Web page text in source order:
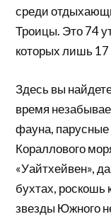
среди
Троицы. Это 74
которых лишь
Здесь вы
время
фауна, парусные
Кораллового
«Уайтхейвен»,
бухтах, роскошь
звезды Южного